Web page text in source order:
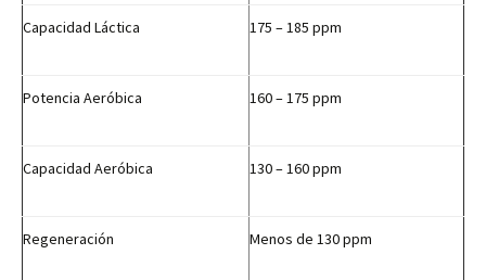
Capacidad Láctica 175 – 185 ppm
Potencia Aeróbica 160 – 175 ppm
Capacidad Aeróbica 130 – 160 ppm
Regeneración Menos de 130 ppm